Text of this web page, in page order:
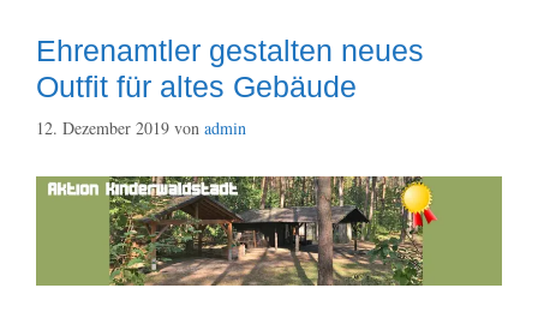
Ehrenamtler gestalten neues
Outfit für altes Gebäude
12. Dezember 2019 von admin